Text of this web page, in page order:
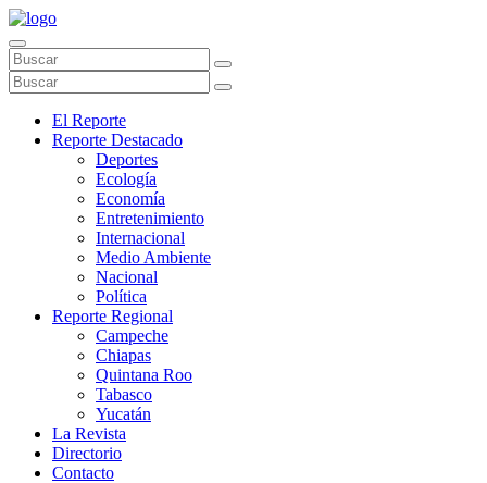
El Reporte
Reporte Destacado
Deportes
Ecología
Economía
Entretenimiento
Internacional
Medio Ambiente
Nacional
Política
Reporte Regional
Campeche
Chiapas
Quintana Roo
Tabasco
Yucatán
La Revista
Directorio
Contacto